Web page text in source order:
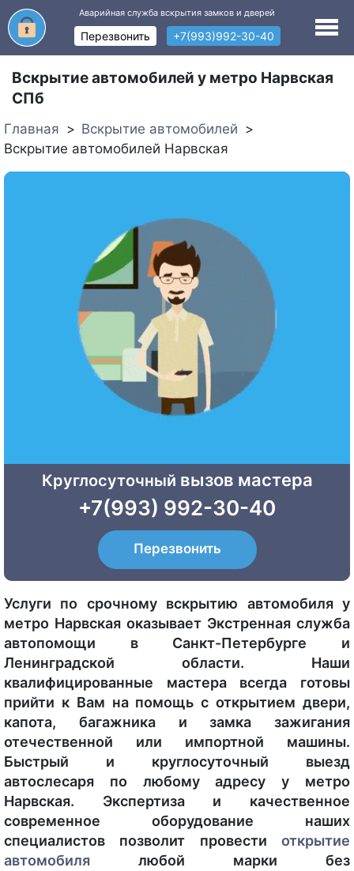
Аварийная служба вскрытия замков и дверей
Перезвонить +7(993)992-30-40
Вскрытие автомобилей у метро Нарвская
СПб
Главная
Вскрытие автомобилей
Вскрытие автомобилей Нарвская
Круглосуточный вызов мастера
+7(993) 992-30-40
Перезвонить
Услуги по срочному вскрытию автомобиля у
метро Нарвская оказывает Экстренная служба
автопомощи в Санкт-Петербурге и
Ленинградской области. Наши
квалифицированные мастера всегда готовы
прийти к Вам на помощь с открытием двери,
капота, багажника и замка зажигания
отечественной или импортной машины.
Быстрый и круглосуточный выезд
автослесаря по любому адресу у метро
Нарвская. Экспертиза и качественное
современное оборудование наших
специалистов позволит провести открытие
автомобиля любой марки без